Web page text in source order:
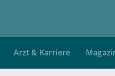
Arzt & Karriere